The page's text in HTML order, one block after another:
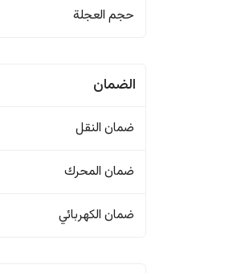
حجم العجلة
الضمان
ضمان النقل
ضمان المحرك
ضمان الكهربائي